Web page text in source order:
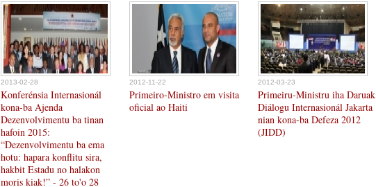
2013-02-28
Konferénsia Internasionál
kona-ba Ajenda
Dezenvolvimentu ba tinan
hafoin 2015:
“Dezenvolvimentu ba ema
hotu: hapara konflitu sira,
hakbit Estadu no halakon
moris kiak!” - 26 to'o 28
2012-11-22
Primeiro-Ministro em visita
oficial ao Haiti
2012-03-23
Primeiru-Ministru iha Daruak
Diálogu Internasionál Jakarta
nian kona-ba Defeza 2012
(JIDD)